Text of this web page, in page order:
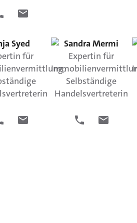
Syed
für
SandraMermi
Expertin für
Selbständige
Handelsvertreterin